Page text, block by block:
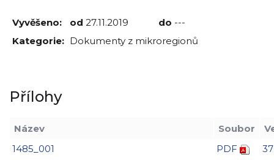
Vyvěšeno: od 27.11.2019 do ---
Kategorie: Dokumenty z mikroregionů
Přílohy
Název Soubor
1485_001
PDF